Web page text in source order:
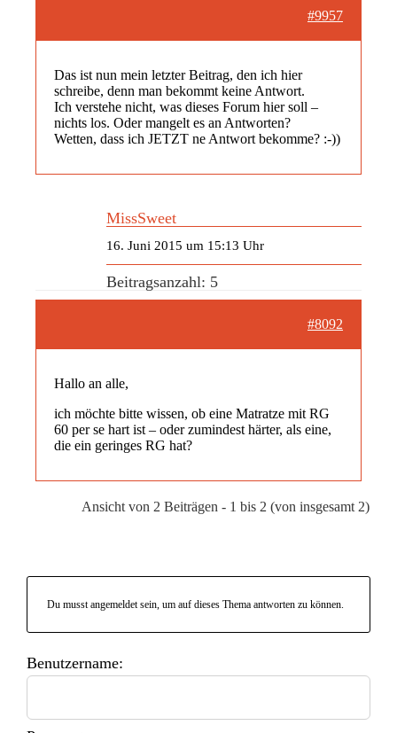
#9957
Das ist nun mein letzter Beitrag, den ich hier
schreibe, denn man bekommt keine Antwort.
Ich verstehe nicht, was dieses Forum hier soll –
nichts los. Oder mangelt es an Antworten?
Wetten, dass ich JETZT ne Antwort bekomme? :-))
MissSweet
16. Juni 2015 um 15:13 Uhr
Beitragsanzahl: 5
#8092
Hallo an alle,
ich möchte bitte wissen, ob eine Matratze mit RG
60 per se hart ist – oder zumindest härter, als eine,
die ein geringes RG hat?
Ansicht von 2 Beiträgen - 1 bis 2 (von insgesamt 2)
Du musst angemeldet sein, um auf dieses Thema antworten zu können.
Benutzername: